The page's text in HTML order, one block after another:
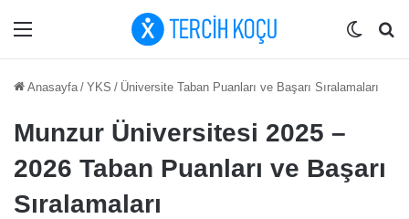
Menü Dış
Anasayfa / YKS / Üniversite Taban Puanları ve Başarı Sıralamaları
Munzur Üniversitesi 2025 –
2026 Taban Puanları ve Başarı
Sıralamaları